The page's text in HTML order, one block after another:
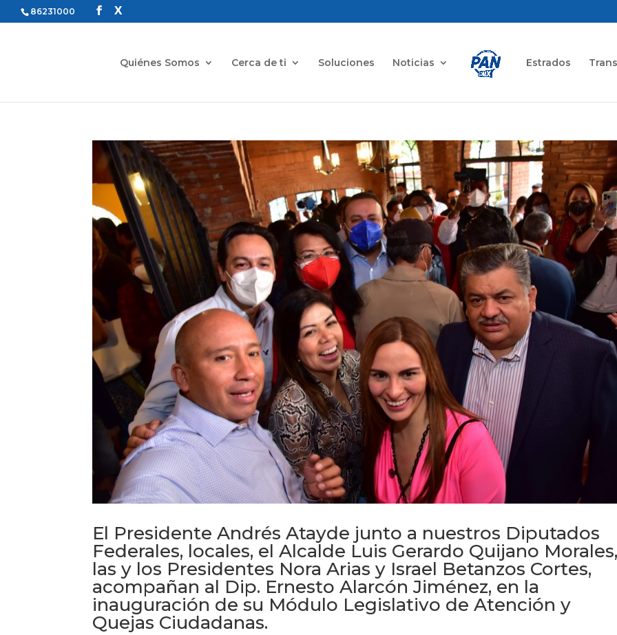
86231000
Quiénes Somos Cerca de ti Soluciones Noticias Estrados
El Presidente Andrés Atayde junto a nuestros Diputados
Federales, locales, el Alcalde Luis Gerardo Quijano
las y los Presidentes Nora Arias y Israel Betanzos Cortes,
acompañan al Dip. Ernesto Alarcón Jiménez, en la
inauguración de su Módulo Legislativo de Atención y
Quejas Ciudadanas.